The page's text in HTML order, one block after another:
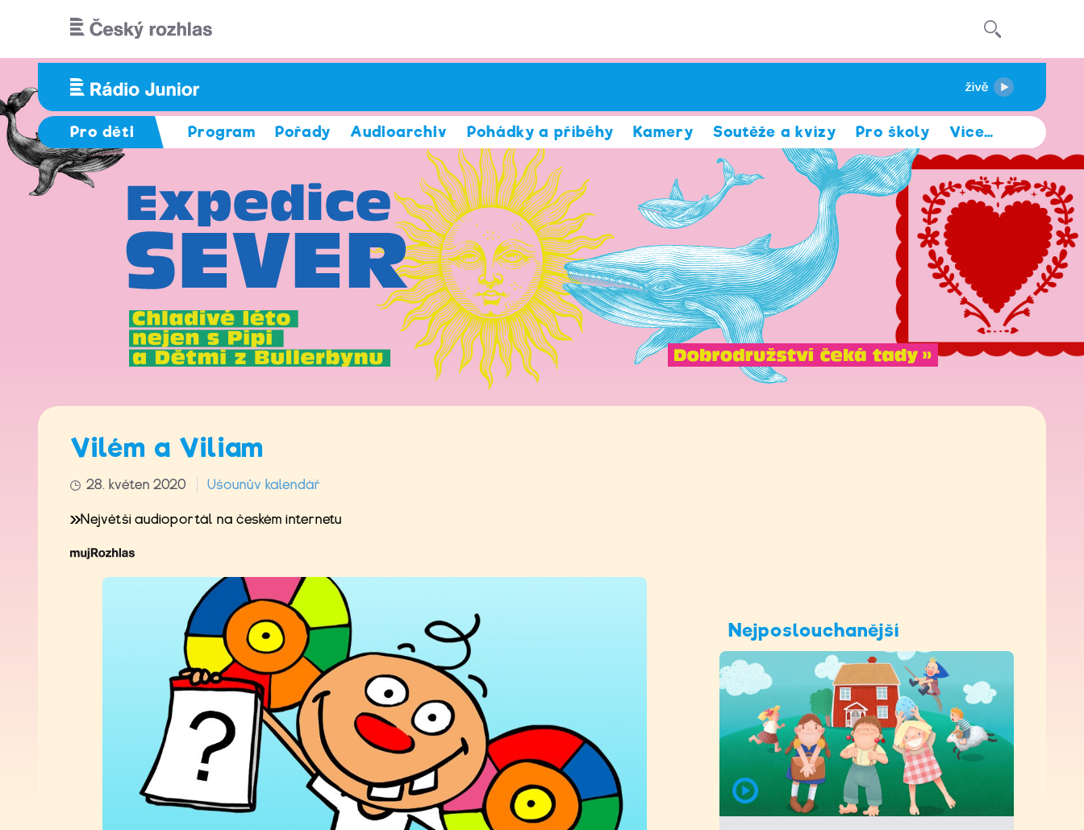
Pro děti Program Pořady Audioarchiv Pohádky a příběhy Kamery Soutěže a kvízy Pro školy Více…
Vilém a Viliam
28. květen 2020 Ušounův kalendář
Největší audioportál na českém internetu
Nejposlouchanější